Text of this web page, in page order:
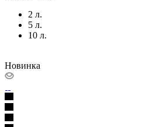
2 л.
5 л.
10 л.
Новинка